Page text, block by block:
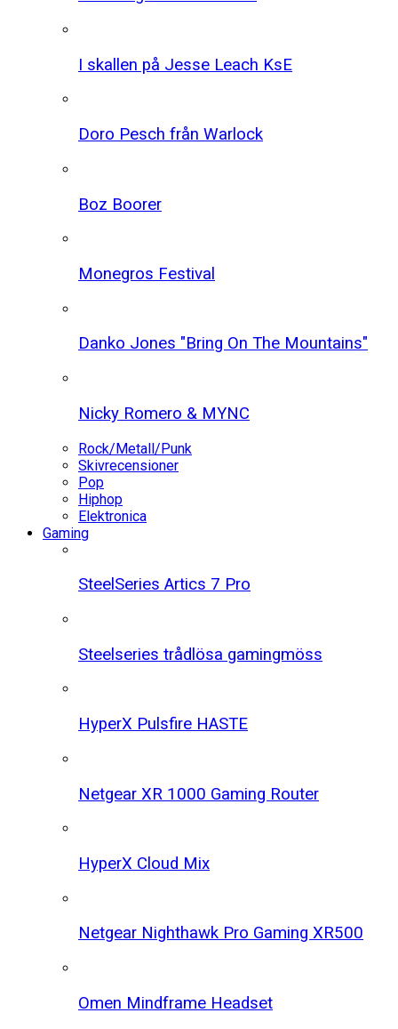
I skallen på Jesse Leach KsE
Doro Pesch från Warlock
Boz Boorer
Monegros Festival
Danko Jones "Bring On The Mountains"
Nicky Romero & MYNC
Rock/Metall/Punk
Skivrecensioner
Pop
Hiphop
Elektronica
Gaming
SteelSeries Artics 7 Pro
Steelseries trådlösa gamingmöss
HyperX Pulsfire HASTE
Netgear XR 1000 Gaming Router
HyperX Cloud Mix
Netgear Nighthawk Pro Gaming XR500
Omen Mindframe Headset